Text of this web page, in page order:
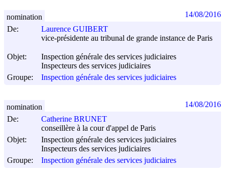
De:
Laurence GUIBERT
vice-présidente au tribunal de grande instance de Paris
Objet:
Inspection générale des services judiciaires
Inspecteurs des services judiciaires
Groupe:
Inspection générale des services judiciaires
nomination 14/08/2016
De:
Catherine BRUNET
conseillère à la cour d'appel de Paris
Objet:
Inspection générale des services judiciaires
Inspecteurs des services judiciaires
Groupe:
Inspection générale des services judiciaires
nomination 14/08/2016